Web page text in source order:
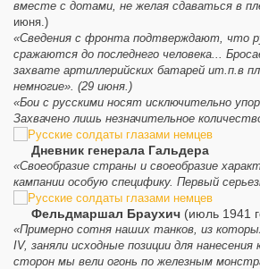
вместе с дотами, не желая сдаваться в
июня.)
«Сведения с фронта подтверждают, что
сражаются до последнего человека...
захвате артиллерийских батарей ит.п.в
немногие». (29 июня.)
«Бои с русскими носят исключительно
Захвачено лишь незначительное
Дневник генерала Гальдера
«Своеобразие страны и своеобразие
кампании особую специфику. Первый
Фельдмаршал Браухич (июль 1941
«Примерно сотня наших танков, из
IV, заняли исходные позиции для
сторон мы вели огонь по железным